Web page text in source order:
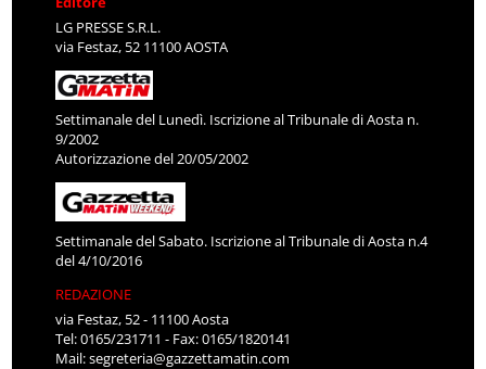
LG PRESSE S.R.L.
via Festaz, 52 11100 AOSTA
Settimanale del Lunedì. Iscrizione al Tribunale di Aosta n.
9/2002
Autorizzazione del 20/05/2002
Settimanale del Sabato. Iscrizione al Tribunale di Aosta n.4
del 4/10/2016
REDAZIONE
via Festaz, 52 - 11100 Aosta
Tel: 0165/231711 - Fax: 0165/1820141
Mail:segreteria@gazzettamatin.com